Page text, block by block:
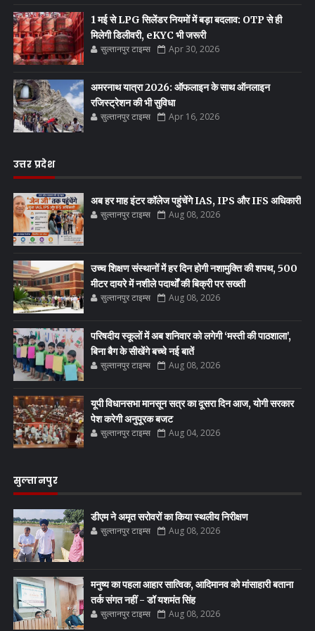
1 मई से LPG सिलेंडर नियमों में बड़ा बदलाव: OTP से ही
मिलेगी डिलीवरी, eKYC भी जरूरी
सुल्तानपुर टाइम्स Apr 30, 2026
अमरनाथ यात्रा 2026: ऑफलाइन के साथ ऑनलाइन
रजिस्ट्रेशन की भी सुविधा
सुल्तानपुर टाइम्स Apr 16, 2026
उत्तर प्रदेश
अब हर माह इंटर कॉलेज पहुंचेंगे IAS, IPS और IFS अधिकारी
सुल्तानपुर टाइम्स Aug 08, 2026
उच्च शिक्षण संस्थानों में हर दिन होगी नशामुक्ति की शपथ, 500
मीटर दायरे में नशीले पदार्थों की बिक्री पर सख्ती
सुल्तानपुर टाइम्स Aug 08, 2026
परिषदीय स्कूलों में अब शनिवार को लगेगी ‘मस्ती की पाठशाला’,
बिना बैग के सीखेंगे बच्चे नई बातें
सुल्तानपुर टाइम्स Aug 08, 2026
यूपी विधानसभा मानसून सत्र का दूसरा दिन आज, योगी सरकार
पेश करेगी अनुपूरक बजट
सुल्तानपुर टाइम्स Aug 04, 2026
सुल्तानपुर
डीएम ने अमृत सरोवरों का किया स्थलीय निरीक्षण
सुल्तानपुर टाइम्स Aug 08, 2026
मनुष्य का पहला आहार सात्विक, आदिमानव को मांसाहारी बताना
तर्क संगत नहीं - डॉ यशमंत सिंह
सुल्तानपुर टाइम्स Aug 08, 2026